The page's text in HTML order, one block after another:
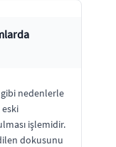
gibi nedenlerle
işlemidir.
dokusunu